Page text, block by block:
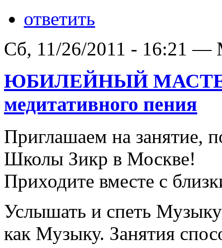
ответить
Сб, 11/26/2011 - 16:21 —
ЮБИЛЕЙНЫЙ
медитативного пения
Приглашаем на занятие,
Школы Зикр в Москве!
Приходите вместе с
Услышать и спеть
как Музыку. Занятия